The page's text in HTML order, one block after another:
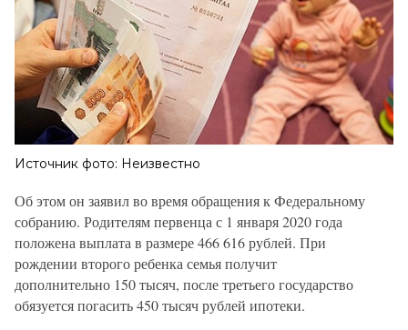
Источник фото: Неизвестно
Об этом он заявил во время обращения к Федеральному
собранию. Родителям первенца с 1 января 2020 года
положена выплата в размере 466 616 рублей. При
рождении второго ребенка семья получит
дополнительно 150 тысяч, после третьего государство
обязуется погасить 450 тысяч рублей ипотеки.